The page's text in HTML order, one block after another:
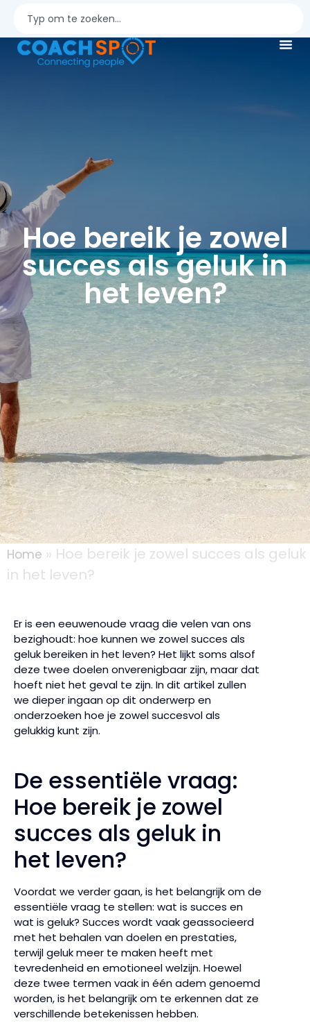
Hoe bereik je zowel
succes als geluk in
het leven?
Home » Hoe bereik je zowel succes als geluk
in het leven?
Er is een eeuwenoude vraag die velen van ons
bezighoudt: hoe kunnen we zowel succes als
geluk bereiken in het leven? Het lijkt soms alsof
deze twee doelen onverenigbaar zijn, maar dat
hoeft niet het geval te zijn. In dit artikel zullen
we dieper ingaan op dit onderwerp en
onderzoeken hoe je zowel succesvol als
gelukkig kunt zijn.
De essentiële vraag:
Hoe bereik je zowel
succes als geluk in
het leven?
Voordat we verder gaan, is het belangrijk om de
essentiële vraag te stellen: wat is succes en
wat is geluk? Succes wordt vaak geassocieerd
met het behalen van doelen en prestaties,
terwijl geluk meer te maken heeft met
tevredenheid en emotioneel welzijn. Hoewel
deze twee termen vaak in één adem genoemd
worden, is het belangrijk om te erkennen dat ze
verschillende betekenissen hebben.